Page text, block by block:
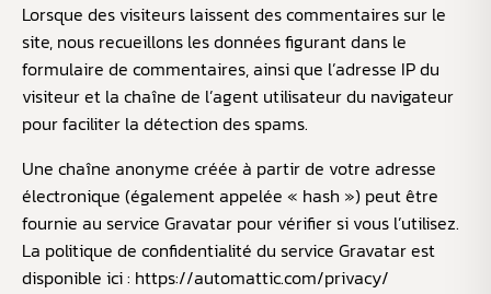
Lorsque des visiteurs laissent des commentaires sur le
site, nous recueillons les données figurant dans le
formulaire de commentaires, ainsi que l’adresse IP du
visiteur et la chaîne de l’agent utilisateur du navigateur
pour faciliter la détection des spams.
Une chaîne anonyme créée à partir de votre adresse
électronique (également appelée « hash ») peut être
fournie au service Gravatar pour vérifier si vous l’utilisez.
La politique de confidentialité du service Gravatar est
disponible ici : https://automattic.com/privacy/